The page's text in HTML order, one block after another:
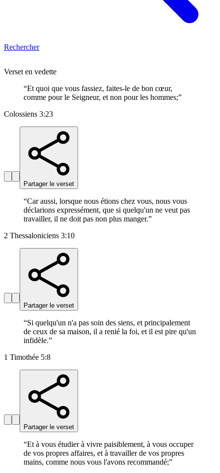
Rechercher
Verset en vedette
“Et quoi que vous fassiez, faites-le de bon cœur,
comme pour le Seigneur, et non pour les hommes;”
Colossiens 3:23
Partager le verset
“Car aussi, lorsque nous étions chez vous, nous vous
déclarions expressément, que si quelqu'un ne veut pas
travailler, il ne doit pas non plus manger.”
2 Thessaloniciens 3:10
Partager le verset
“Si quelqu'un n'a pas soin des siens, et principalement
de ceux de sa maison, il a renié la foi, et il est pire qu'un
infidèle.”
1 Timothée 5:8
Partager le verset
“Et à vous étudier à vivre paisiblement, à vous occuper
de vos propres affaires, et à travailler de vos propres
mains, comme nous vous l'avons recommandé;”